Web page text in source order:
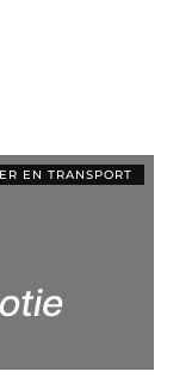
EN TRANSPORT